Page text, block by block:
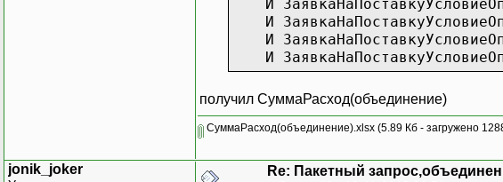
И
И
И
И
ОБЪЕДИНИТЬ ВСЕ
ВЫБРАТЬ
получил СуммаРасход(объединение)
СуммаРасход(объединение).xlsx (5.89 Кб - загружено
jonik_joker Re: Пакетный